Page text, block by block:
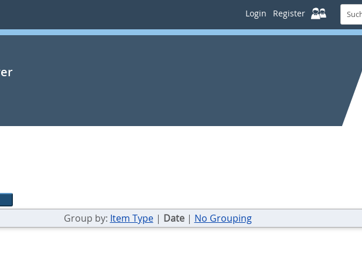
Login Register
Suche
in
KUPS
Group by: Item Type| Date| No Grouping